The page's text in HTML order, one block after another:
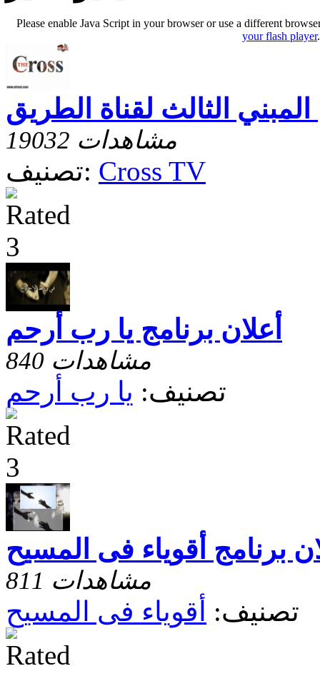
Please enable Java Script in your browser or use a different
your flash player.
المبني الثالث لقناة الطريق
19032 مشاهدات
تصنيف: Cross TV
أعلان برنامج يا رب أرحم
840 مشاهدات
تصنيف: يا رب أرحم
برنامج أقوياء فى المسيح
811 مشاهدات
تصنيف: أقوياء فى المسيح